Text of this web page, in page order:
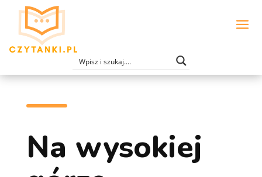
Na wysokiej